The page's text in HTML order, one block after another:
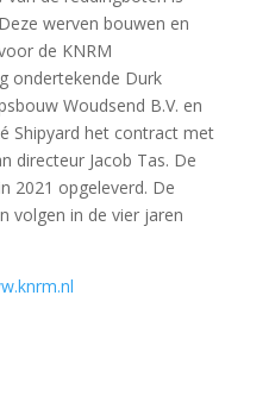
werven bouwen en
de KNRM
ondertekende Durk
Woudsend B.V. en
Shipyard het contract met
directeur Jacob Tas. De
2021 opgeleverd. De
volgen in de vier jaren